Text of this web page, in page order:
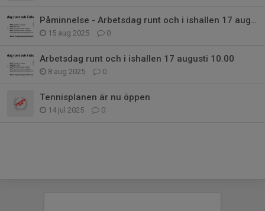
Påminnelse - Arbetsdag runt och i ishallen 17 augusti 10.00
15 aug 2025 0
Arbetsdag runt och i ishallen 17 augusti 10.00
8 aug 2025 0
Tennisplanen är nu öppen
14 jul 2025 0